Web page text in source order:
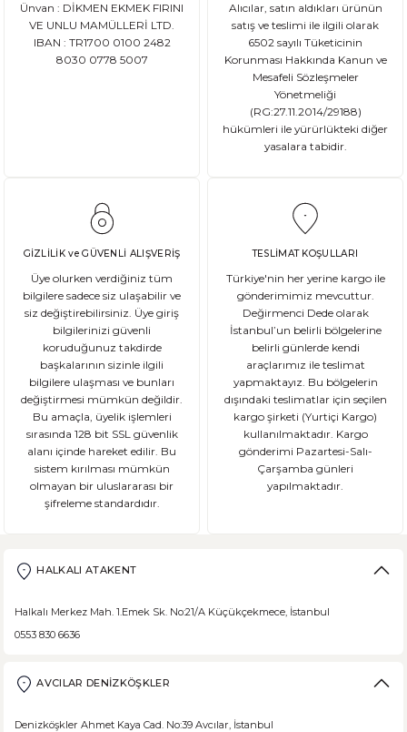
Ata Tohum Nedir?
Ata tohum, tarımda kullanılan ve genetik olarak değişmemiş olan
Glutensiz Yaşamın Temelleri: Gluten Nedir ve Neden Önemlidir?
DEVAMI
Ekşi Mayalı Ekmek Tüketmemiz için 10 Neden
Ekmek ve ekmek ürünleri için sağlıklı olmadıklarına dair kötü bir
DEVAMI
Şeker Hastaları Hangi Tür Ekmekleri Tüketmelidir?
DEVAMI
Borodinsky Rus Ekmeği, rus siyah çavdar ekmeği olarak da bilinir.
Ünvan : DİKMEN EKMEK FIRINI
VE UNLU MAMÜLLERİ LTD.
IBAN : TR1700 0100 2482
8030 0778 5007
Alıcılar, satın aldıkları ürünün
satış ve teslimi ile ilgili olarak
6502 sayılı Tüketicinin
Korunması Hakkında Kanun ve
Mesafeli Sözleşmeler
Yönetmeliği
(RG:27.11.2014/29188)
hükümleri ile yürürlükteki diğer
yasalara tabidir.
GİZLİLİK ve GÜVENLİ ALIŞVERİŞ
Üye olurken verdiğiniz tüm
bilgilere sadece siz ulaşabilir ve
siz değiştirebilirsiniz. Üye giriş
bilgilerinizi güvenli
koruduğunuz takdirde
başkalarının sizinle ilgili
bilgilere ulaşması ve bunları
değiştirmesi mümkün değildir.
Bu amaçla, üyelik işlemleri
sırasında 128 bit SSL güvenlik
alanı içinde hareket edilir. Bu
sistem kırılması mümkün
olmayan bir uluslararası bir
şifreleme standardıdır.
TESLİMAT KOŞULLARI
Türkiye'nin her yerine kargo ile
gönderimimiz mevcuttur.
Değirmenci Dede olarak
İstanbul’un belirli bölgelerine
belirli günlerde kendi
araçlarımız ile teslimat
yapmaktayız. Bu bölgelerin
dışındaki teslimatlar için seçilen
kargo şirketi (Yurtiçi Kargo)
kullanılmaktadır. Kargo
gönderimi Pazartesi-Salı-
Çarşamba günleri
yapılmaktadır.
HALKALI ATAKENT
Halkalı Merkez Mah. 1.Emek Sk. No:21/A Küçükçekmece, İstanbul
0553 830 6636
AVCILAR DENİZKÖŞKLER
Denizköşkler Ahmet Kaya Cad. No:39 Avcılar, İstanbul